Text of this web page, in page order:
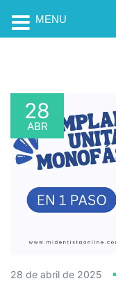
28
ABR
28 de abril de 2025
MENU